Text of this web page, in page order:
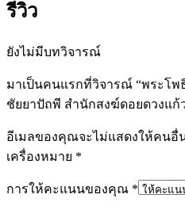
รีวิว
ยังไม่มีบทวิจารณ์
มาเป็นคนแรกที่วิจารณ์ “พระโพ
ชัยยาปัถพี สำนักสงฆ์ดอยดวงแก้
อีเมลของคุณจะไม่แสดงให้คนอื่
เครื่องหมาย *
การให้คะแนนของคุณ *